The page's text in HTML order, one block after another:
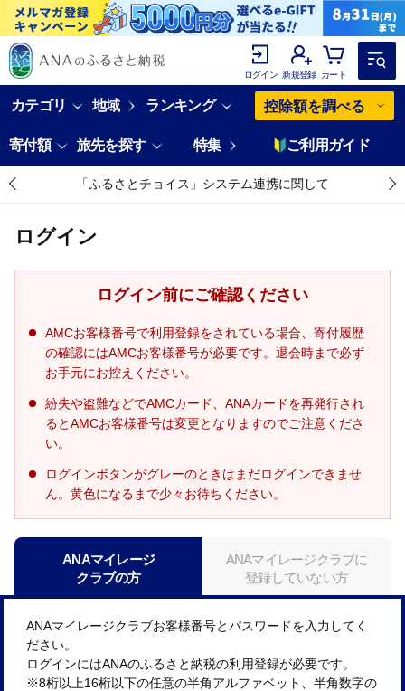
ログイン 新規登録 カート
カテゴリ 地域 ランキング 控除額を調べる
寄付額 旅先を探す 特集 ご利用ガイド
「ふるさとチョイス」システム連携に関して
ログイン
ログイン前にご確認ください
AMCお客様番号で利用登録をされている場合、寄付履歴
の確認にはAMCお客様番号が必要です。退会時まで必ず
お手元にお控えください。
紛失や盗難などでAMCカード、ANAカードを再発行され
るとAMCお客様番号は変更となりますのでご注意くださ
い。
ログインボタンがグレーのときはまだログインできませ
ん。黄色になるまで少々お待ちください。
ANAマイレージ
クラブの方
ANAマイレージクラブに
登録していない方
ANAマイレージクラブお客様番号とパスワードを入力してく
ださい。
ログインにはANAのふるさと納税の利用登録が必要です。
※8桁以上16桁以下の任意の半角アルファベット、半角数字の